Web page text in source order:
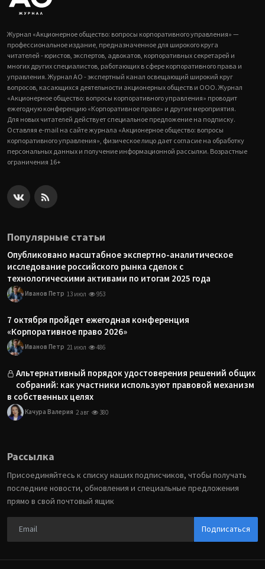
Журнал «Акционерное общество: вопросы корпоративного управления» —
профессиональное издание, предназначенное для широкого круга
читателей - юристов, экспертов, адвокатов, корпоративных секретарей и
многих других специалистов, работающих в сфере корпоративного права и
управления. Журнал АО - экспертный канал освещающий широкий круг
вопросов, касающихся деятельности акционерных обществ и ООО. Журнал
«Акционерное общество: вопросы корпоративного управления» проводит
ежегодную конференцию «Корпоративное право» и другие мероприятия.
Для новых читателей действует специальное предложение на подписку.
Оставляя e-mail на сайте журнала «Акционерное общество: вопросы
корпоративного управления», физическое лицо дает согласие на обработку
персональных данных и получение информационной рассылки. Возрастные
ограничения 16+
Популярные статьи
Опубликовано масштабное экспертно-аналитическое
исследование российского рынка сделок с
технологическими активами по итогам 2025 года
Иванов Петр 13 июл 953
7 октября пройдет ежегодная конференция
«Корпоративное право 2026»
Иванов Петр 21 июл 486
Альтернативный порядок удостоверения решений общих
собраний: как участники используют правовой механизм
в собственных целях
Качура Валерия 2 авг 380
Рассылка
Присоединяйтесь к списку наших подписчиков, чтобы получать
последние новости, обновления и специальные предложения
прямо в свой почтовый ящик
Подписаться